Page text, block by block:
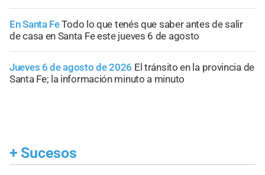
En Santa FeTodo lo que tenés que saber antes de salir
de casa en Santa Fe este jueves 6 de agosto
Jueves 6 de agosto de 2026 El tránsito en la provincia de
Santa Fe; la información minuto a minuto
+ Sucesos